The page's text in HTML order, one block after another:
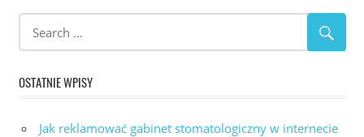
OSTATNIE WPISY
Jak reklamować gabinet stomatologiczny w internecie